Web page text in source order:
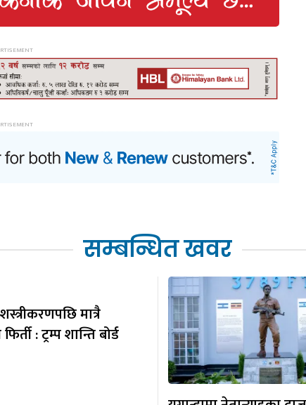
सम्बन्धित खवर
मात्रै
: ट्रम्प शान्ति बोर्ड